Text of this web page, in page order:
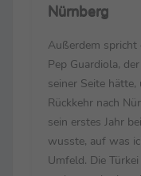
Nürnberg
Außerdem spricht
Pep Guardiola,
seiner Seite
Rückkehr nach
sein erstes Jahr
wusste, auf was
Umfeld. Die